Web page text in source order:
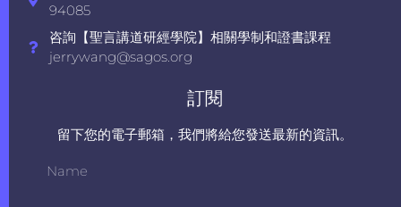
94085
咨詢【聖言講道研經學院】相關學制和證書課程
jerrywang@sagos.org
訂閱
留下您的電子郵箱，我們將給您發送最新的資訊。
Name